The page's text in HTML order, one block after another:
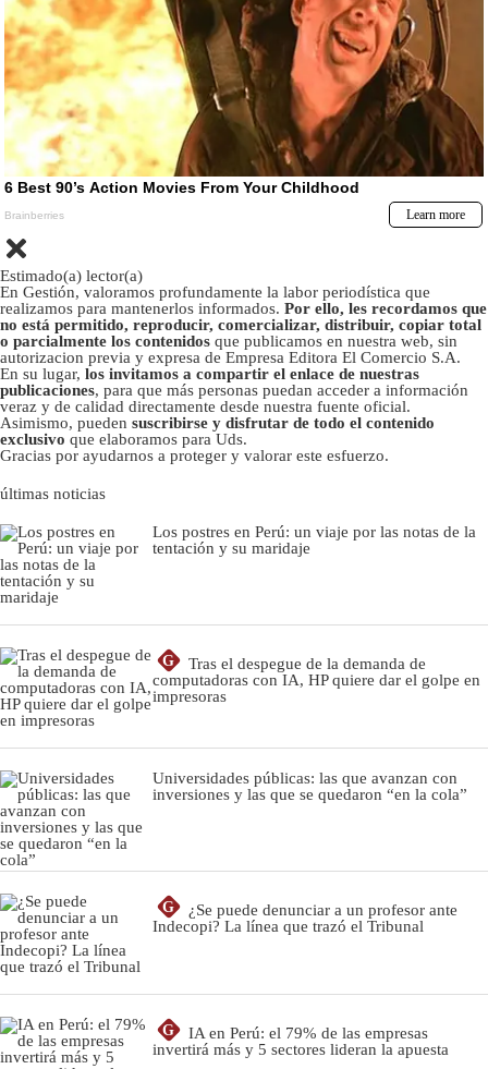
Estimado(a) lector(a)
En Gestión, valoramos profundamente la labor periodística que
realizamos para mantenerlos informados. Por ello, les recordamos que
no está permitido, reproducir, comercializar, distribuir, copiar total
o parcialmente los contenidos que publicamos en nuestra web, sin
autorizacion previa y expresa de Empresa Editora El Comercio S.A.
En su lugar, los invitamos a compartir el enlace de nuestras
publicaciones, para que más personas puedan acceder a información
veraz y de calidad directamente desde nuestra fuente oficial.
Asimismo, pueden suscribirse y disfrutar de todo el contenido
exclusivo que elaboramos para Uds.
Gracias por ayudarnos a proteger y valorar este esfuerzo.
últimas noticias
Los postres en Perú: un viaje por las notas de la
tentación y su maridaje
G
Tras el despegue de la demanda de
computadoras con IA, HP quiere dar el golpe en
impresoras
Universidades públicas: las que avanzan con
inversiones y las que se quedaron “en la cola”
G
¿Se puede denunciar a un profesor ante
Indecopi? La línea que trazó el Tribunal
G
IA en Perú: el 79% de las empresas
invertirá más y 5 sectores lideran la apuesta